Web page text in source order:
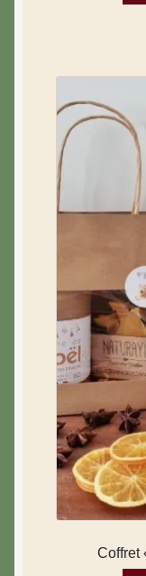
Coffret